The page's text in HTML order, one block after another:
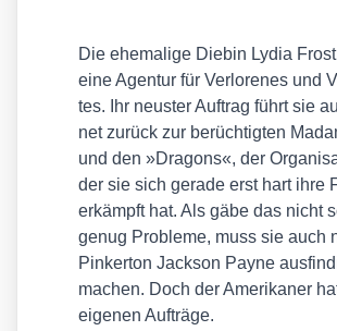
Die ehe­ma­li­ge Die­bin Lydia
eine Agen­tur für Ver­lo­re­nes und
tes. Ihr neus­ter Auf­trag führt sie
net zurück zur berüch­tig­ten
und den »Dra­gons«, der
der sie sich gera­de erst hart ihre
erkämpft hat. Als gäbe das nicht
genug Pro­ble­me, muss sie auch
Pin­ker­ton Jack­son Pay­ne
machen. Doch der Ame­ri­ka­ner
eige­nen Auf­trä­ge.